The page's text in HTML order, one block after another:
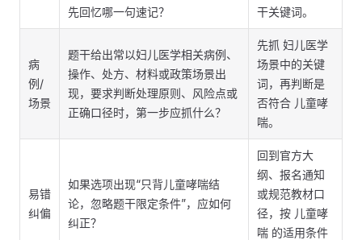
先回忆哪一句速记？
干关键词。
病
例/
场景
题干给出常以妇儿医学相关病例、
操作、处方、材料或政策场景出
现，要求判断处理原则、风险点或
正确口径时，第一步应抓什么？
先抓 妇儿医学
场景中的关键
词，再判断是
否符合 儿童哮
喘。
易错
纠偏
如果选项出现“只背儿童哮喘结
论，忽略题干限定条件”，应如何
纠正？
回到官方大
纲、报名通知
或规范教材口
径，按 儿童哮
喘 的适用条件